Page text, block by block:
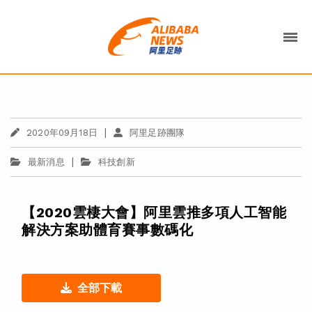
2020年09月18日 | 阿里足跡團隊
最新消息 | 科技創新
【2020雲棲大會】阿里雲推多項人工智能
解決方案助體育賽事數碼化
全部下載